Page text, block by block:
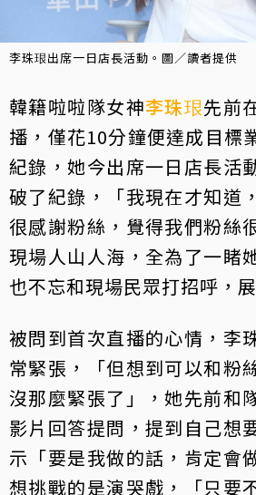
李珠珢出席一日店長活動。圖／讀者提供
韓籍啦啦隊女神李珠珢先前
播，僅花10分鐘便達成目標
紀錄，她今出席一日店長活
破了紀錄，「我現在才知道
很感謝粉絲，覺得我們粉絲
現場人山人海，全為了一睹
也不忘和現場民眾打招呼，
被問到首次直播的心情，李
常緊張，「但想到可以和粉
沒那麼緊張了」，她先前和
影片回答提問，提到自己想
示「要是我做的話，肯定會
想挑戰的是演哭戲，「只要